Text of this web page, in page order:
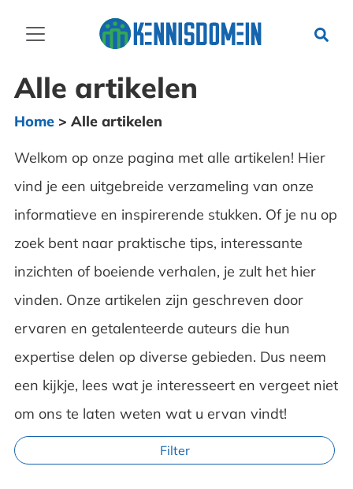
Alle artikelen
Home> Alle artikelen
Welkom op onze pagina met alle artikelen! Hier
vind je een uitgebreide verzameling van onze
informatieve en inspirerende stukken. Of je nu op
zoek bent naar praktische tips, interessante
inzichten of boeiende verhalen, je zult het hier
vinden. Onze artikelen zijn geschreven door
ervaren en getalenteerde auteurs die hun
expertise delen op diverse gebieden. Dus neem
een kijkje, lees wat je interesseert en vergeet niet
om ons te laten weten wat u ervan vindt!
Filter